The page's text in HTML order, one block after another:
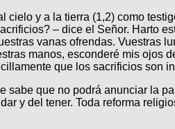
cielo y a la tierra (1,2) como
– dice el Señor. Harto
vanas ofrendas. Vuestras
manos, esconderé mis ojos
que los sacrificios son
sabe que no podrá anunciar la
y del tener. Toda reforma